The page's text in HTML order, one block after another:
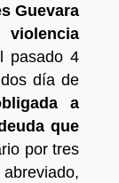
Guevara
pasado 4
día de
a
que
por tres